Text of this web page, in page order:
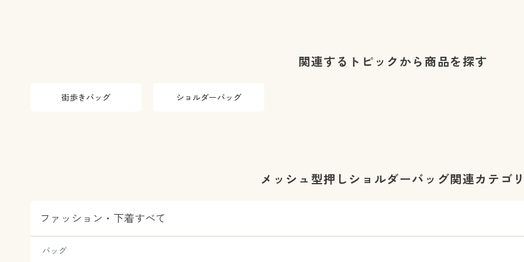
関連するトピックから商品を探す
街歩きバッグ ショルダーバッグ
メッシュ型押しショルダーバッグ関連カテゴ
ファッション・下着すべて
バッグ